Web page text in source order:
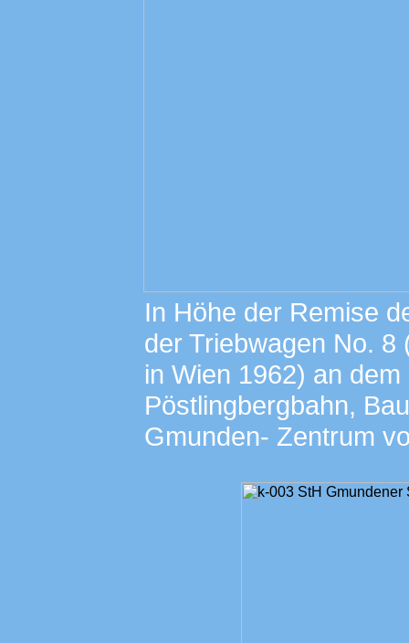
In Höhe der Remise
der Triebwagen No.
in Wien 1962) an
Pöstlingbergbahn,
Gmunden- Zentrum